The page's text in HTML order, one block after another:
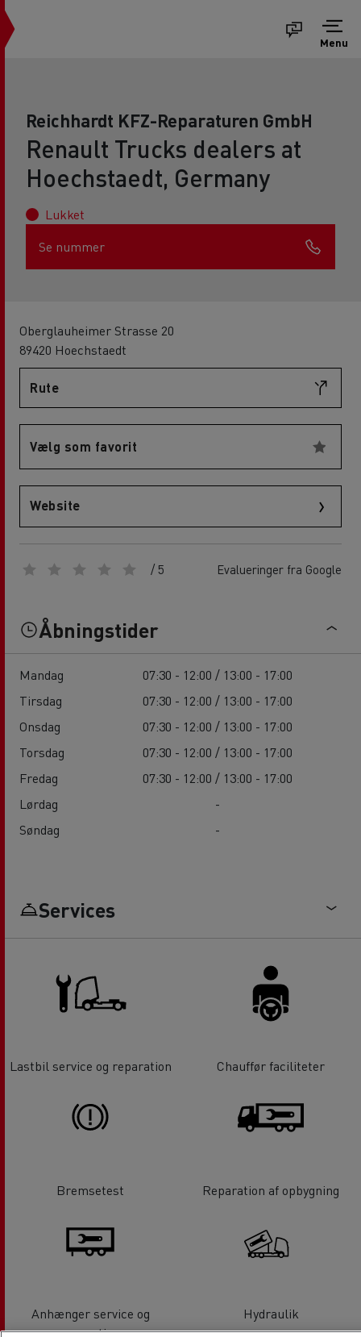
Menu
Reichhardt KFZ-Reparaturen GmbH
Renault Trucks dealers at
Hoechstaedt, Germany
Lukket
Se nummer
Oberglauheimer Strasse 20
89420 Hoechstaedt
Rute
Vælg som favorit
Website
/ 5 Evalueringer fra Google
Åbningstider
Mandag
07:30 - 12:00 / 13:00 - 17:00
Tirsdag
07:30 - 12:00 / 13:00 - 17:00
Onsdag
07:30 - 12:00 / 13:00 - 17:00
Torsdag
07:30 - 12:00 / 13:00 - 17:00
Fredag
07:30 - 12:00 / 13:00 - 17:00
Lørdag
-
Søndag
-
Services
Lastbil service og reparation Chauffør faciliteter
Bremsetest Reparation af opbygning
Anhænger service og
reparation
Hydraulik